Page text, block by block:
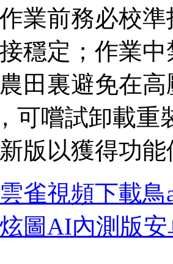
業前務必校
穩定；作業
田裏避免在
可嚐試卸載重
版以獲得功
雲雀視頻下載鳥
炫圖AI內測版